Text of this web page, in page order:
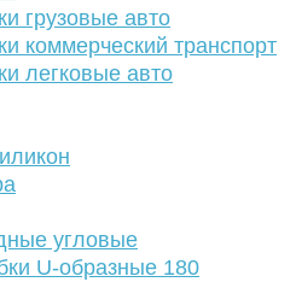
грузовые авто
коммерческий транспорт
легковые авто
угловые
U-образные 180